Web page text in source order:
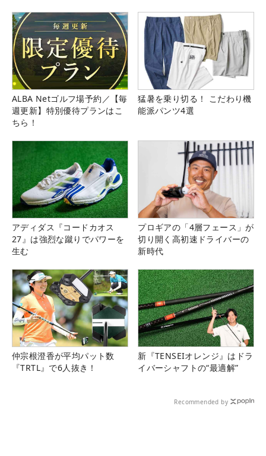
ALBA Netゴルフ場予約／【毎
週更新】特別優待プランはこ
ちら！
猛暑を乗り切る！ こだわり機
能派パンツ4選
アディダス『コードカオス
27』は強烈な蹴りでパワーを
生む
プロギアの「4層フェース」が
切り開く高初速ドライバーの
新時代
仲宗根澄香が平均パット数
『TRTL』で6人抜き！
新『TENSEIオレンジ』はドラ
イバーシャフトの“最適解”
Recommended by